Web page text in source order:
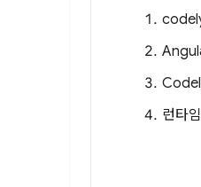
런타